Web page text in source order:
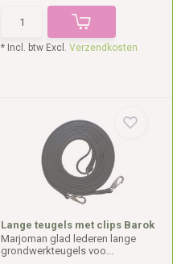
* Incl. btw Excl. Verzendkosten
Lange teugels met clips Barok
Marjoman glad lederen lange
grondwerkteugels voo...